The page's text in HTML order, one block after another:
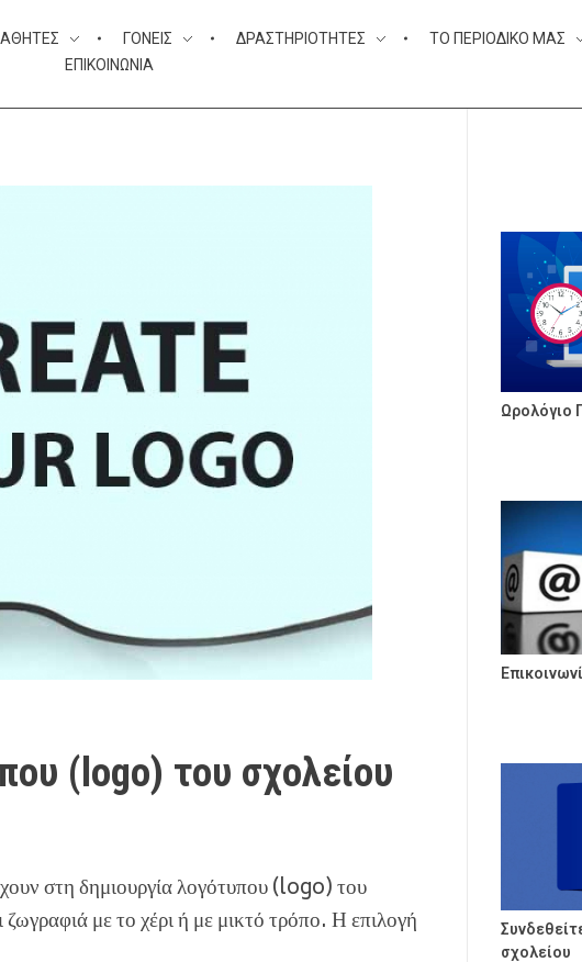
ΓΟΝΕΊΣ ΔΡΑΣΤΗΡΙΌΤΗΤΕΣ ΤΟ ΠΕΡΙΟΔΙΚΌ ΜΑΣ
ΕΠΙΚΟΙΝΩΝΊΑ
(logo) του σχολείου
στη δημιουργία λογότυπου (logo) του
με το χέρι ή με μικτό τρόπο. Η επιλογή
Ωρολόγιο
σχολείου